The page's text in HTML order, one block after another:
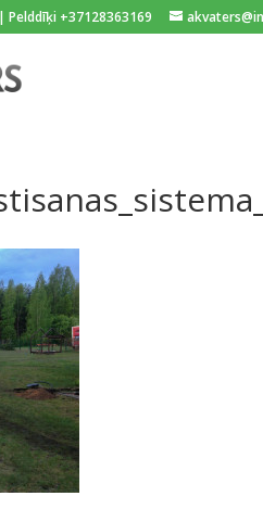
Pelddīķi +37128363169